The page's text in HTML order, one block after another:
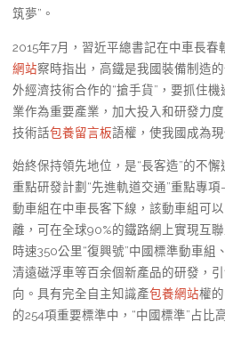
筑夢”。
2015年7月，習近平總書記在中車長春
網站察時指出，高鐵是我國裝備制造
外經濟技術合作的“搶手貨”，要抓住
業作為重要產業，加大投入和研發力
技術話包養留言板語權，使我國成為
始終保持領先地位，是“長客造”的不
重點研發計劃“先進軌道交通”重點專
動車組在中車長客下線，該動車組可
離，可在全球90%的鐵路網上實現互
時速350公里“復興號”中國標準動車組
清遠磁浮車等百余個新產品的研發，
向。具有完全自主知識產包養網站權
的254項重要標準中，“中國標準”占比